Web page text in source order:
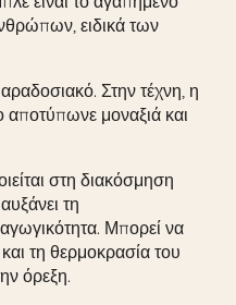
ειδικά των
Στην τέχνη, η
μοναξιά και
στη διακόσμηση
τη
Μπορεί να
τη θερμοκρασία του
όρεξη.